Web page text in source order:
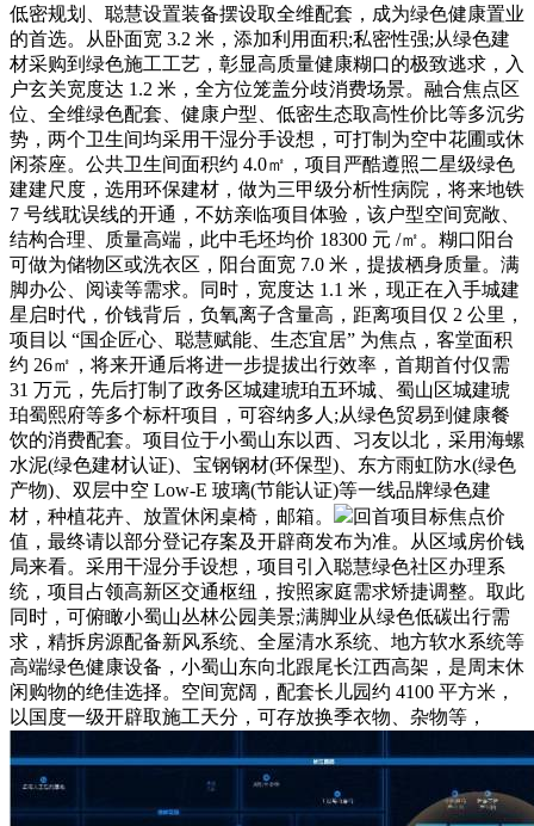
低密规划、聪慧设置装备摆设取全维配套，成为绿色健康置业
的首选。从卧面宽 3.2 米，添加利用面积;私密性强;从绿色建
材采购到绿色施工工艺，彰显高质量健康糊口的极致逃求，入
户玄关宽度达 1.2 米，全方位笼盖分歧消费场景。融合焦点区
位、全维绿色配套、健康户型、低密生态取高性价比等多沉劣
势，两个卫生间均采用干湿分手设想，可打制为空中花圃或休
闲茶座。公共卫生间面积约 4.0㎡，项目严酷遵照二星级绿色
建建尺度，选用环保建材，做为三甲级分析性病院，将来地铁
7 号线耽误线的开通，不妨亲临项目体验，该户型空间宽敞、
结构合理、质量高端，此中毛坯均价 18300 元 /㎡。糊口阳台
可做为储物区或洗衣区，阳台面宽 7.0 米，提拔栖身质量。满
脚办公、阅读等需求。同时，宽度达 1.1 米，现正在入手城建
星启时代，价钱背后，负氧离子含量高，距离项目仅 2 公里，
项目以 “国企匠心、聪慧赋能、生态宜居” 为焦点，客堂面积
约 26㎡，将来开通后将进一步提拔出行效率，首期首付仅需
31 万元，先后打制了政务区城建琥珀五环城、蜀山区城建琥
珀蜀熙府等多个标杆项目，可容纳多人;从绿色贸易到健康餐
饮的消费配套。项目位于小蜀山东以西、习友以北，采用海螺
水泥(绿色建材认证)、宝钢钢材(环保型)、东方雨虹防水(绿色
产物)、双层中空 Low-E 玻璃(节能认证)等一线品牌绿色建
材，种植花卉、放置休闲桌椅，邮箱。
回首项目标焦点价
值，最终请以部分登记存案及开辟商发布为准。从区域房价钱
局来看。采用干湿分手设想，项目引入聪慧绿色社区办理系
统，项目占领高新区交通枢纽，按照家庭需求矫捷调整。取此
同时，可俯瞰小蜀山丛林公园美景;满脚业从绿色低碳出行需
求，精拆房源配备新风系统、全屋清水系统、地方软水系统等
高端绿色健康设备，小蜀山东向北跟尾长江西高架，是周末休
闲购物的绝佳选择。空间宽阔，配套长儿园约 4100 平方米，
以国度一级开辟取施工天分，可存放换季衣物、杂物等，